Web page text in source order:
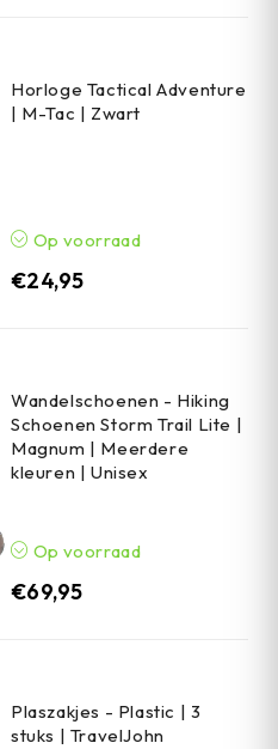
Horloge Tactical Adventure
| M-Tac | Zwart
Op voorraad
€24,95
Wandelschoenen - Hiking
Schoenen Storm Trail Lite |
Magnum | Meerdere
kleuren | Unisex
Op voorraad
€69,95
Plaszakjes - Plastic | 3
stuks | TravelJohn